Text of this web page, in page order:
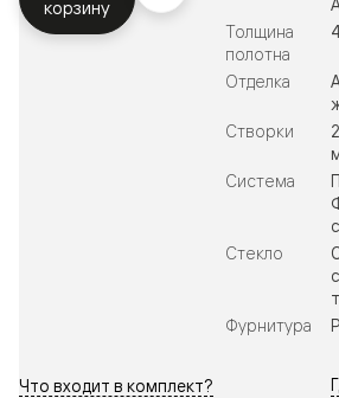
корзину
Толщина
полотна
Отделка
Створки
Система
Стекло
Фурнитура
Что входит в комплект?